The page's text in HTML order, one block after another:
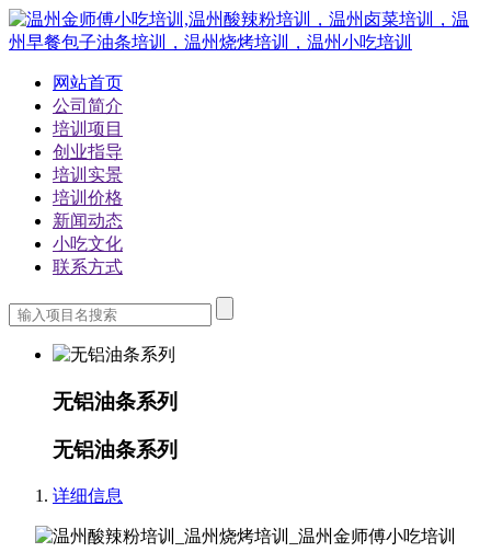
网站首页
公司简介
培训项目
创业指导
培训实景
培训价格
新闻动态
小吃文化
联系方式
无铝油条系列
无铝油条系列
详细信息